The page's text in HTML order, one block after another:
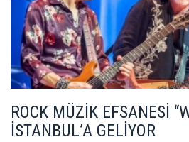
ROCK MÜZİK EFSANESİ
İSTANBUL’A GELİYOR